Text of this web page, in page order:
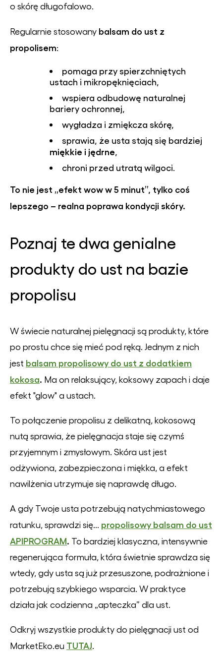
o skórę długofalowo.
Regularnie stosowany balsam do ust z
propolisem:
pomaga przy spierzchniętych
ustach i mikropęknięciach,
wspiera odbudowę naturalnej
bariery ochronnej,
wygładza i zmiękcza skórę,
sprawia, że usta stają się bardziej
miękkie i jędrne
chroni przed utratą wilgoci.
To nie jest „efekt wow w 5 minut”, tylko coś
lepszego – realna poprawa kondycji skóry.
Poznaj te dwa genialne
produkty do ust na bazie
propolisu
W świecie naturalnej pielęgnacji są produkty, które
po prostu chce się mieć pod ręką. Jednym z nich
jest balsam propolisowy do ust z dodatkiem
kokosa. Ma on relaksujący, koksowy zapach i daje
efekt "glow" a ustach.
To połączenie propolisu z delikatną, kokosową
nutą sprawia, że pielęgnacja staje się czymś
przyjemnym i zmysłowym. Skóra ust jest
odżywiona, zabezpieczona i miękka, a efekt
nawilżenia utrzymuje się naprawdę długo.
A gdy Twoje usta potrzebują natychmiastowego
ratunku, sprawdzi się... propolisowy balsam do ust
APIPROGRAM. To bardziej klasyczna, intensywnie
regenerująca formuła, która świetnie sprawdza się
wtedy, gdy usta są już przesuszone, podrażnione i
potrzebują szybkiego wsparcia. W praktyce
działa jak codzienna „apteczka” dla ust.
Odkryj wszystkie produkty do pielęgnacji ust od
MarketEko.eu TUTAJ